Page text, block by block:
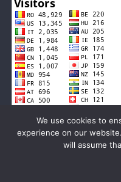
We use cookies to
experience on our
will assume